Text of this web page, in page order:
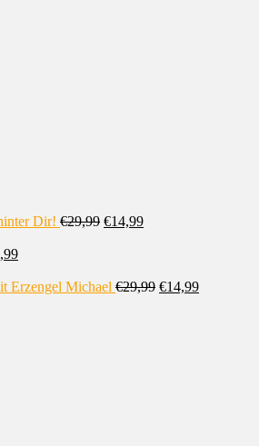
Dir! €29,99 €14,99
Erzengel Michael €29,99 €14,99